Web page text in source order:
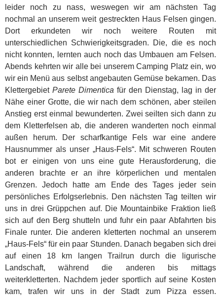
leider noch zu nass, weswegen wir am nächsten Tag
nochmal an unserem weit gestreckten Haus Felsen gingen.
Dort erkundeten wir noch weitere Routen mit
unterschiedlichen Schwierigkeitsgraden. Die, die es noch
nicht konnten, lernten auch noch das Umbauen am Felsen.
Abends kehrten wir alle bei unserem Camping Platz ein, wo
wir ein Menü aus selbst angebauten Gemüse bekamen. Das
Klettergebiet Parete Dimentica für den Dienstag, lag in der
Nähe einer Grotte, die wir nach dem schönen, aber steilen
Anstieg erst einmal bewunderten. Zwei seilten sich dann zu
dem Kletterfelsen ab, die anderen wanderten noch einmal
außen herum. Der scharfkantige Fels war eine andere
Hausnummer als unser „Haus-Fels“. Mit schweren Routen
bot er einigen von uns eine gute Herausforderung, die
anderen brachte er an ihre körperlichen und mentalen
Grenzen. Jedoch hatte am Ende des Tages jeder sein
persönliches Erfolgserlebnis. Den nächsten Tag teilten wir
uns in drei Grüppchen auf. Die Mountainbike Fraktion ließ
sich auf den Berg shutteln und fuhr ein paar Abfahrten bis
Finale runter. Die anderen kletterten nochmal an unserem
„Haus-Fels“ für ein paar Stunden. Danach begaben sich drei
auf einen 18 km langen Trailrun durch die ligurische
Landschaft, während die anderen bis mittags
weiterkletterten. Nachdem jeder sportlich auf seine Kosten
kam, trafen wir uns in der Stadt zum Pizza essen.